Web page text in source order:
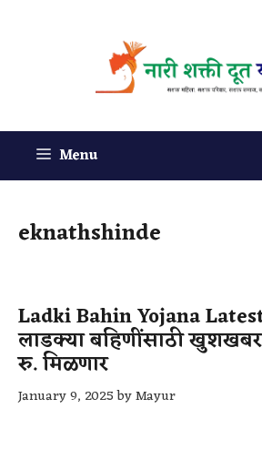
Menu
eknathshinde
Ladki Bahin Yojana​
लाडक्या बहिणींसाठी
रु. मिळणार
January 9, 2025byMayur